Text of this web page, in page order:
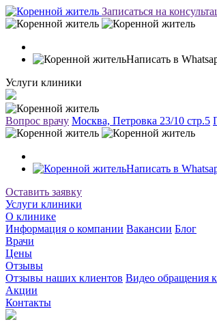
Записаться на
Написать в
Услуги клиники
Вопрос врачу Москва, Петровка 23/10 стр.5
Написать в
Оставить заявку
Услуги клиники
О клинике
Информация о компании Вакансии Блог
Врачи
Цены
Отзывы
Отзывы наших клиентов Видео обращения
Акции
Контакты